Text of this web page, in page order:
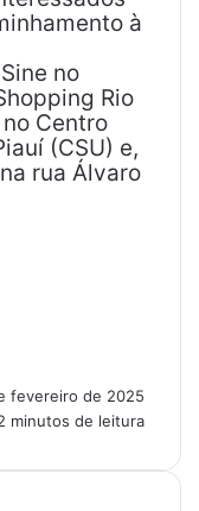
à
no
Rio
Centro
(CSU) e,
rua Álvaro
fevereiro de 2025
minutos de leitura